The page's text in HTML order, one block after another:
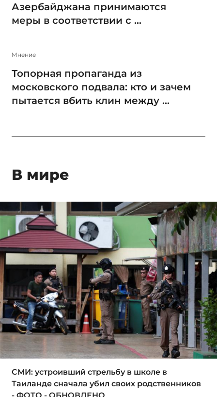
Азербайджана принимаются
меры в соответствии с ...
Мнение
Топорная пропаганда из
московского подвала: кто и зачем
пытается вбить клин между ...
В мире
СМИ: устроивший стрельбу в школе в
Таиланде сначала убил своих родственников